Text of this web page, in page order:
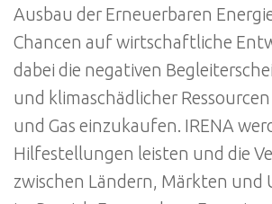
Ausbau der Erneuerbaren
Chancen auf wirtschaftliche
dabei die negativen
und klimaschädlicher
und Gas einzukaufen. IRENA
Hilfestellungen leisten und die
zwischen Ländern, Märkten und